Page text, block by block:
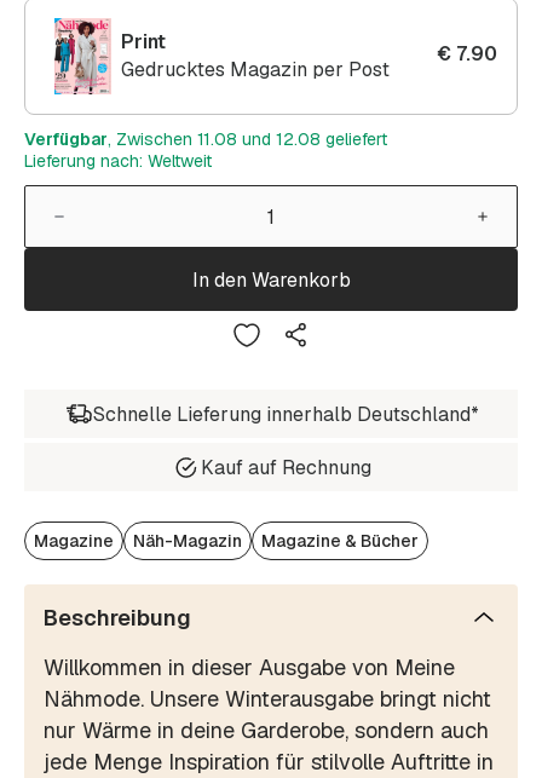
Print
Gedrucktes Magazin per Post
€ 7.90
Verfügbar, Zwischen 11.08 und 12.08 geliefert
Lieferung nach: Weltweit
In den Warenkorb
Schnelle Lieferung innerhalb Deutschland*
Kauf auf Rechnung
Magazine Näh-Magazin Magazine & Bücher
Beschreibung
Willkommen in dieser Ausgabe von Meine
Nähmode. Unsere Winterausgabe bringt nicht
nur Wärme in deine Garderobe, sondern auch
jede Menge Inspiration für stilvolle Auftritte in